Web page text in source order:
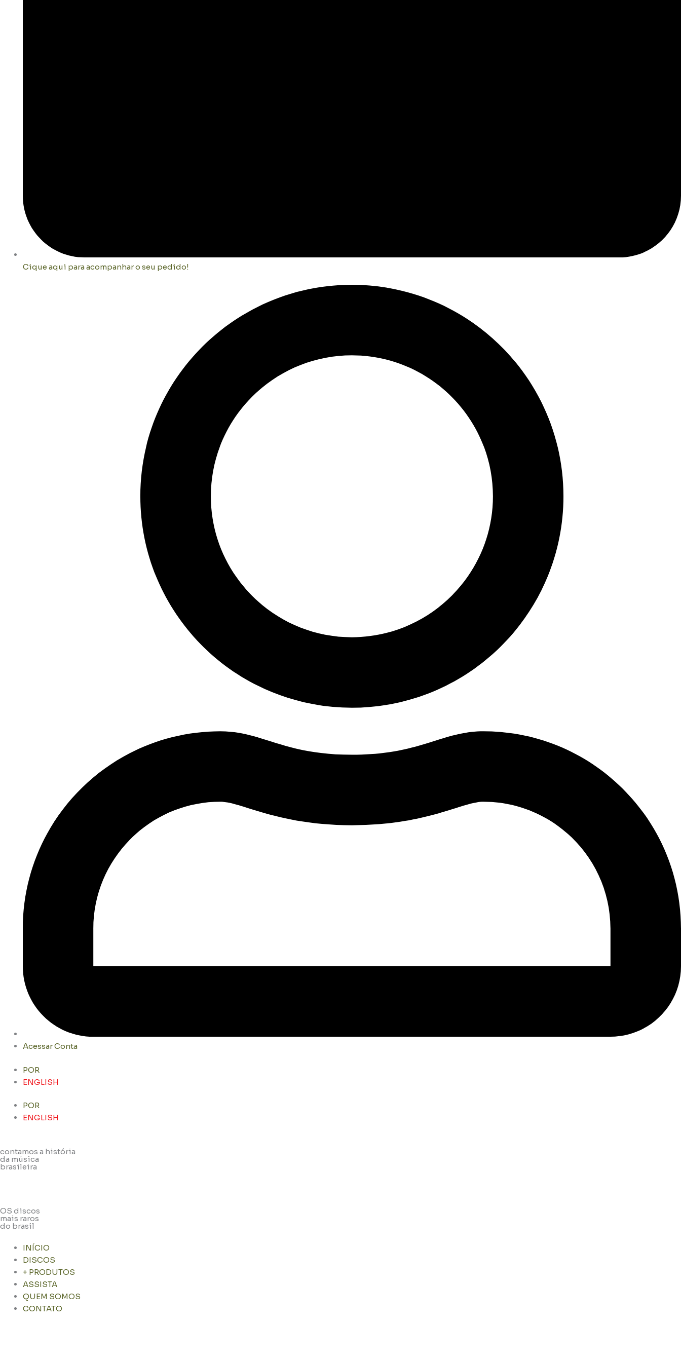
Cique aqui para acompanhar o seu pedido!
Acessar Conta
POR
ENGLISH
POR
ENGLISH
contamos a história
da música
brasileira
OS discos
mais raros
do brasil
INÍCIO
DISCOS
+ PRODUTOS
ASSISTA
QUEM SOMOS
CONTATO